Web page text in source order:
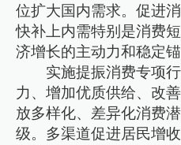
位扩大国内需求。促进
快补上内需特别是消费
济增长的主动力和稳定锚
实施提振消费专项
力、增加优质供给、改
放多样化、差异化消费
级。多渠道促进居民增